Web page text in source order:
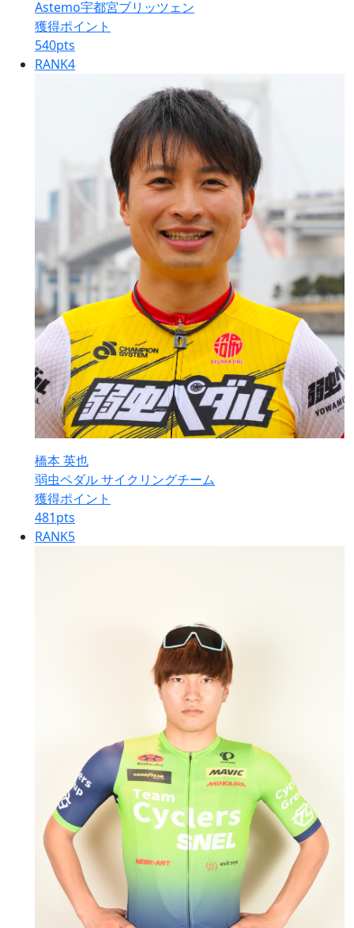
Astemo宇都宮ブリッツェン
獲得ポイント
540pts
RANK4
橋本 英也
弱虫ペダル サイクリングチーム
獲得ポイント
481pts
RANK5